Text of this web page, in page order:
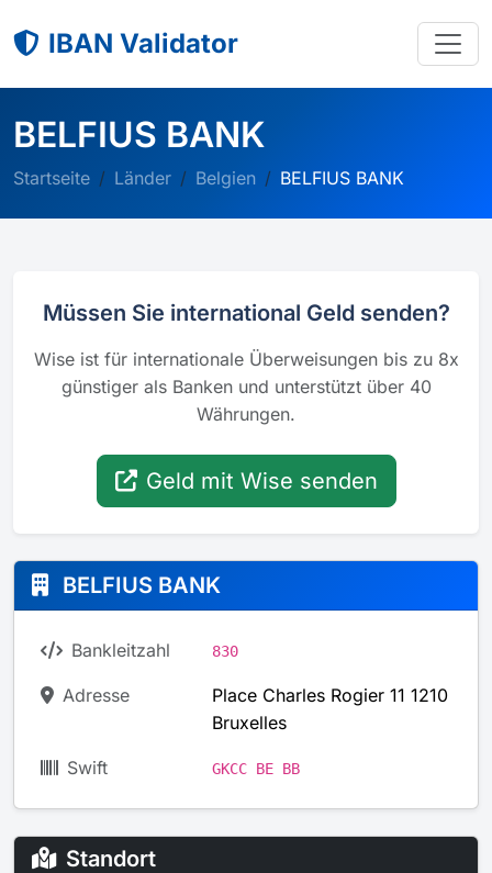
IBAN Validator
BELFIUS BANK
Startseite Länder Belgien BELFIUS BANK
Müssen Sie international Geld senden?
Wise ist für internationale Überweisungen bis zu 8x
günstiger als Banken und unterstützt über 40
Währungen.
Geld mit Wise senden
BELFIUS BANK
Bankleitzahl 830
Adresse
Place Charles Rogier 11 1210
Bruxelles
Swift GKCC BE BB
Standort